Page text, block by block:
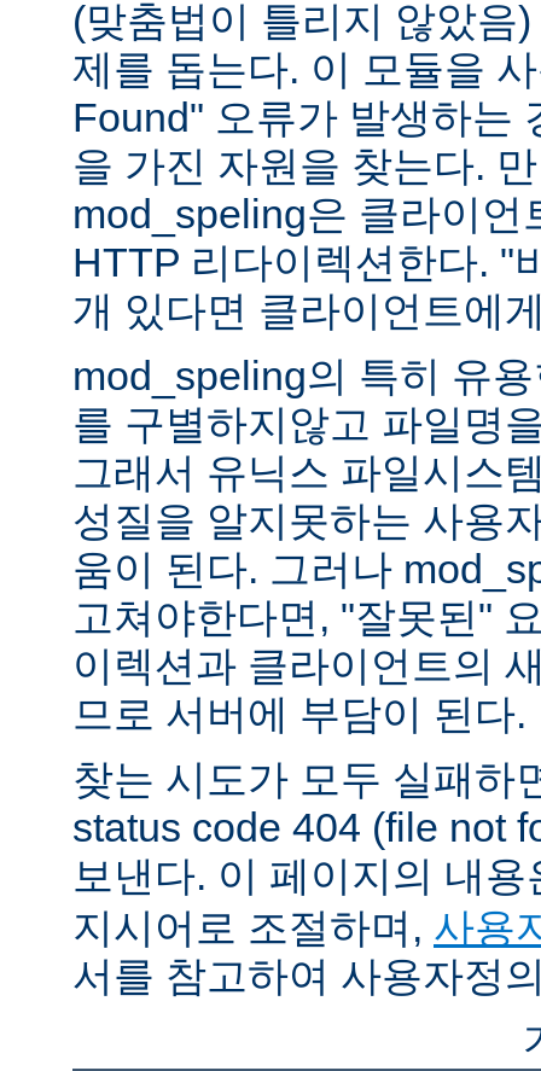
(맞춤법이 틀리지 않았음
제를 돕는다. 이 모듈을
Found" 오류가 발생하는
을 가진 자원을 찾는다.
mod_speling은 클라이언
HTTP 리다이렉션한다. "
개 있다면 클라이언트에
mod_speling의 특히 유
를 구별하지않고 파일명
그래서 유닉스 파일시스
성질을 알지못하는 사용
움이 된다. 그러나
고쳐야한다면, "잘못된"
이렉션과 클라이언트의
므로 서버에 부담이 된다.
찾는 시도가 모두 실패하
status code 404 (file not
보낸다. 이 페이지의 내
지시어로 조절하며, 사용
서를 참고하여 사용자정